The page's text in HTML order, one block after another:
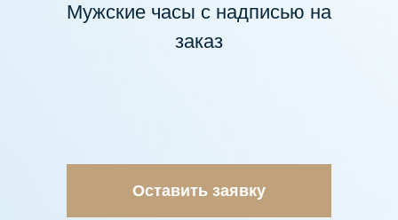
Мужские часы с надписью на
заказ
Оставить заявку